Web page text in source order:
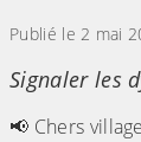
Publié le 2 mai
Signaler les
📢 Chers